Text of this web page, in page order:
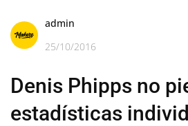
admin
25/10/2016
Denis Phipps no
estadísticas